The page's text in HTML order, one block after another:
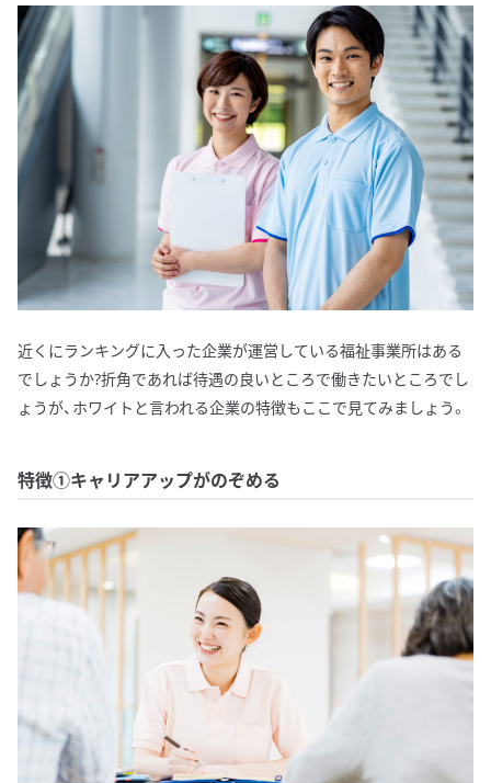
近くにランキングに入った企業が運営している福祉事業所はある
でしょうか?折角であれば待遇の良いところで働きたいところでし
ょうが、ホワイトと言われる企業の特徴もここで見てみましょう。
特徴①キャリアアップがのぞめる